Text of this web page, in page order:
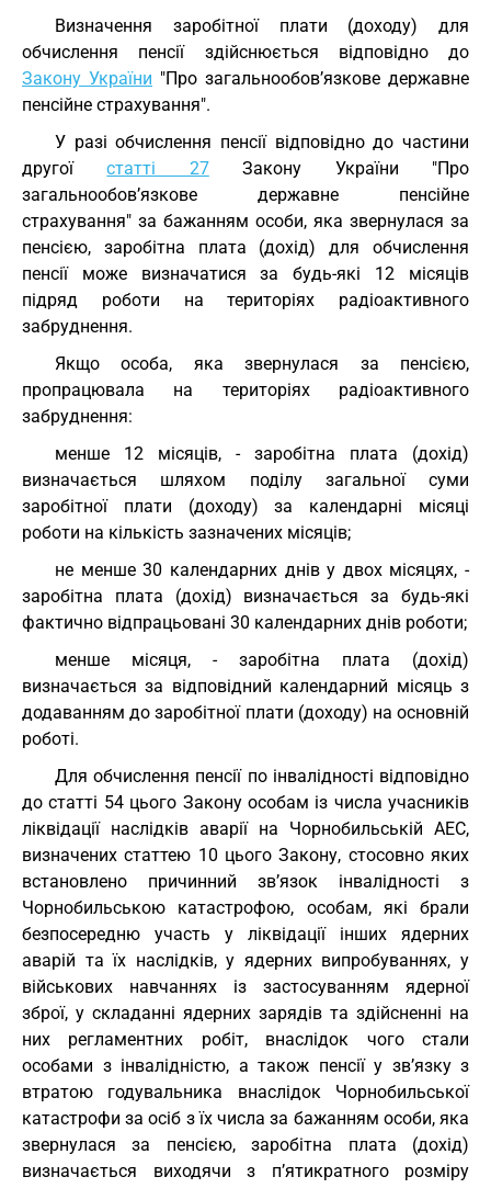
Визначення заробітної плати (доходу) для
обчислення пенсії здійснюється відповідно до
Закону України "Про загальнообов’язкове державне
пенсійне страхування".
У разі обчислення пенсії відповідно до частини
другоїстатті 27Закону України "Про
загальнообов’язкове державне пенсійне
страхування" за бажанням особи, яка звернулася за
пенсією, заробітна плата (дохід) для обчислення
пенсії може визначатися за будь-які 12 місяців
підряд роботи на територіях радіоактивного
забруднення.
Якщо особа, яка звернулася за пенсією,
пропрацювала на територіях радіоактивного
забруднення:
менше 12 місяців, - заробітна плата (дохід)
визначається шляхом поділу загальної суми
заробітної плати (доходу) за календарні місяці
роботи на кількість зазначених місяців;
не менше 30 календарних днів у двох місяцях, -
заробітна плата (дохід) визначається за будь-які
фактично відпрацьовані 30 календарних днів роботи;
менше місяця, - заробітна плата (дохід)
визначається за відповідний календарний місяць з
додаванням до заробітної плати (доходу) на основній
роботі.
Для обчислення пенсії по інвалідності відповідно
до статті 54 цього Закону особам із числа учасників
ліквідації наслідків аварії на Чорнобильській АЕС,
визначених статтею 10 цього Закону, стосовно яких
встановлено причинний зв’язок інвалідності з
Чорнобильською катастрофою, особам, які брали
безпосередню участь у ліквідації інших ядерних
аварій та їх наслідків, у ядерних випробуваннях, у
військових навчаннях із застосуванням ядерної
зброї, у складанні ядерних зарядів та здійсненні на
них регламентних робіт, внаслідок чого стали
особами з інвалідністю, а також пенсії у зв’язку з
втратою годувальника внаслідок Чорнобильської
катастрофи за осіб з їх числа за бажанням особи, яка
звернулася за пенсією, заробітна плата (дохід)
визначається виходячи з п’ятикратного розміру